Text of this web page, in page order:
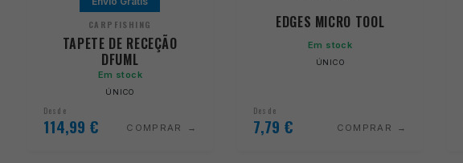
CARPFISHING
TAPETE DE RECEÇÃO
DFUML
Em stock
ÚNICO
Desde
114,99 € COMPRAR
EDGES MICRO TOOL
Em stock
ÚNICO
Desde
7,79 € COMPRAR